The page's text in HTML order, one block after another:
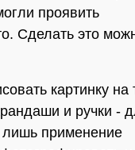
проявить
Сделать это
картинку на
и ручки -
лишь применение